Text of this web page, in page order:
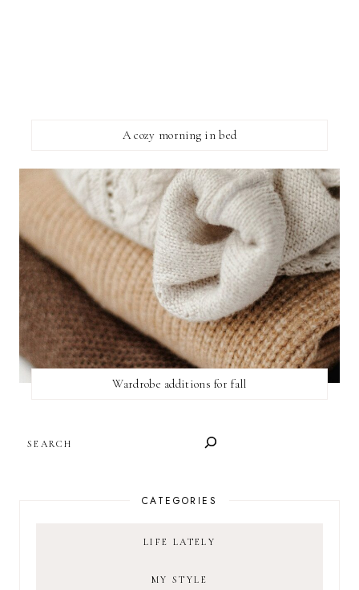
A cozy morning in bed
Wardrobe additions for fall
CATEGORIES
LIFE LATELY
MY STYLE